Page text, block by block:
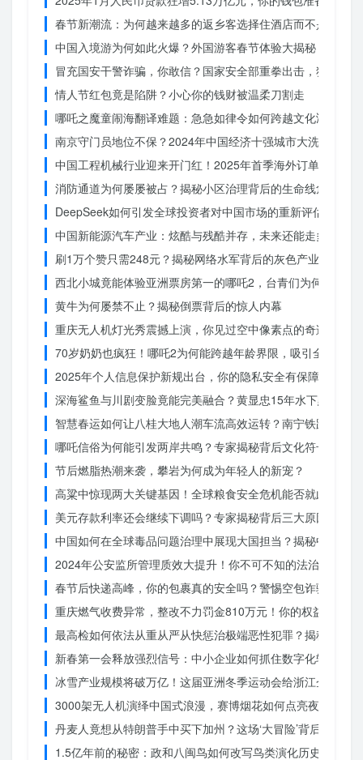
春节新潮流：为何越来越多的返乡客选择住酒店而不是家里？
中国入境游为何如此火爆？外国游客春节体验大揭秘
冒充国安干警诈骗，你敢信？国家安全部重拳出击，犯罪团
情人节红包竟是陷阱？小心你的钱财被温柔刀割走
哪吒之魔童闹海翻译难题：急急如律令如何跨越文化鸿沟？
南京守门员地位不保？2024年中国经济十强城市大洗牌
中国工程机械行业迎来开门红！2025年首季海外订单激增，
消防通道为何屡屡被占？揭秘小区治理背后的生命线危机
DeepSeek如何引发全球投资者对中国市场的重新评估？
中国新能源汽车产业：炫酷与残酷并存，未来还能走多远？
刷1万个赞只需248元？揭秘网络水军背后的灰色产业链
西北小城竟能体验亚洲票房第一的哪吒2，台青们为何如此惊
黄牛为何屡禁不止？揭秘倒票背后的惊人内幕
重庆无人机灯光秀震撼上演，你见过空中像素点的奇迹吗？
70岁奶奶也疯狂！哪吒2为何能跨越年龄界限，吸引全民观影
2025年个人信息保护新规出台，你的隐私安全有保障了吗？
深海鲨鱼与川剧变脸竟能完美融合？黄显忠15年水下默剧惊
智慧春运如何让八桂大地人潮车流高效运转？南宁铁路枢纽
哪吒信俗为何能引发两岸共鸣？专家揭秘背后文化符号的力量
节后燃脂热潮来袭，攀岩为何成为年轻人的新宠？
高粱中惊现两大关键基因！全球粮食安全危机能否就此终结？
美元存款利率还会继续下调吗？专家揭秘背后三大原因
中国如何在全球毒品问题治理中展现大国担当？揭秘中国方
2024年公安监所管理质效大提升！你不可不知的法治文明新
春节后快递高峰，你的包裹真的安全吗？警惕空包诈骗
重庆燃气收费异常，整改不力罚金810万元！你的权益被侵犯
最高检如何依法从重从严从快惩治极端恶性犯罪？揭秘重大
新春第一会释放强烈信号：中小企业如何抓住数字化转型的
冰雪产业规模将破万亿！这届亚洲冬季运动会给浙江企业带
3000架无人机演绎中国式浪漫，赛博烟花如何点亮夜空？
丹麦人竟想从特朗普手中买下加州？这场‘大冒险’背后藏着什
1.5亿年前的秘密：政和八闽鸟如何改写鸟类演化历史？